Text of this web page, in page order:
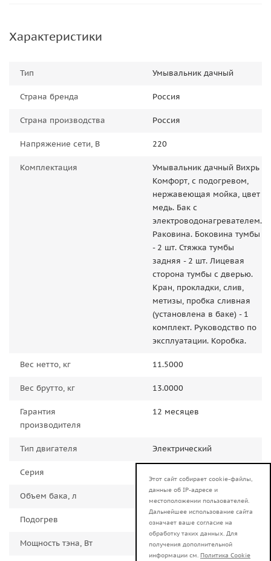
Характеристики
Тип Умывальник дачный
Страна бренда Россия
Страна производства Россия
Напряжение сети, В 220
Комплектация
Умывальник дачный Вихрь
Комфорт, с подогревом,
нержавеющая мойка, цвет
медь. Бак с
электроводонагревателем.
Раковина. Боковина тумбы
- 2 шт. Стяжка тумбы
задняя - 2 шт. Лицевая
сторона тумбы с дверью.
Кран, прокладки, слив,
метизы, пробка сливная
(установлена в баке) - 1
комплект. Руководство по
эксплуатации. Коробка.
Вес нетто, кг 11.5000
Вес брутто, кг 13.0000
Гарантия
производителя
12 месяцев
Тип двигателя Электрический
Серия
Объем бака, л
Подогрев Есть
Мощность тэна, Вт 1300.0000
Этот сайт собирает cookie-файлы,
данные об IP-адресе и
местоположении пользователей.
Дальнейшее использование сайта
означает ваше согласие на
обработку таких данных. Для
получения дополнительной
информации см. Политика Cookie